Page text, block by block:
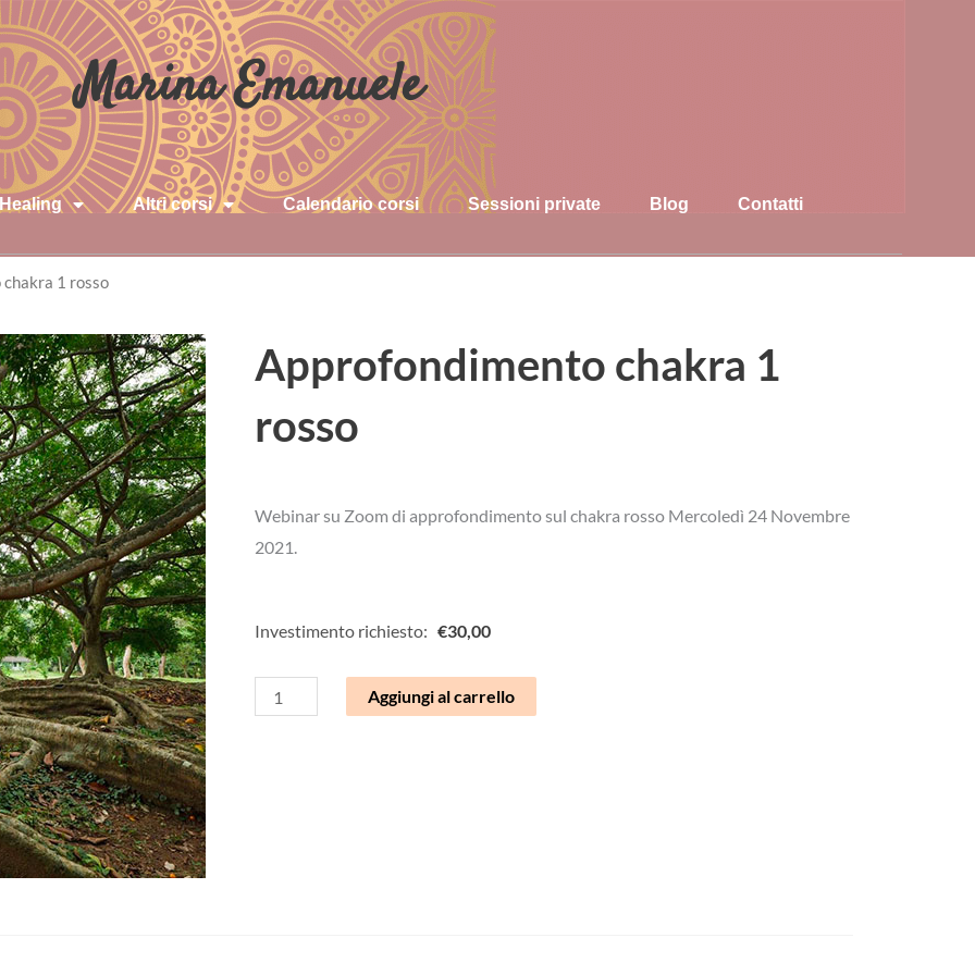
Marina Emanuele
Altri corsi Calendario corsi Sessioni private Blog Contatti
1 rosso
Approfondimento chakra 1
rosso
Webinar su Zoom di approfondimento sul chakra rosso Mercoledì 24 Novembre
2021.
Investimento richiesto: €30,00
ApprofondimentoAggiungi al carrello